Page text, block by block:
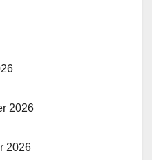
2026
2026